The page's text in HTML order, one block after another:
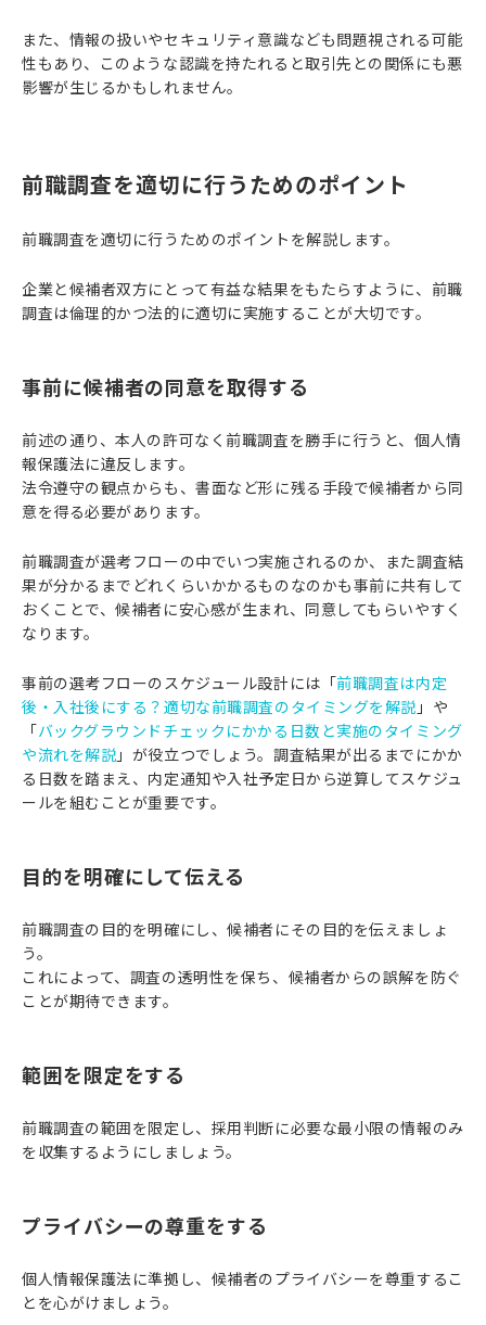
また、情報の扱いやセキュリティ意識なども問題視される可能
性もあり、このような認識を持たれると取引先との関係にも悪
影響が生じるかもしれません。
前職調査を適切に行うためのポイント
前職調査を適切に行うためのポイントを解説します。
企業と候補者双方にとって有益な結果をもたらすように、前職
調査は倫理的かつ法的に適切に実施することが大切です。
事前に候補者の同意を取得する
前述の通り、本人の許可なく前職調査を勝手に行うと、個人情
報保護法に違反します。
法令遵守の観点からも、書面など形に残る手段で候補者から同
意を得る必要があります。
前職調査が選考フローの中でいつ実施されるのか、また調査結
果が分かるまでどれくらいかかるものなのかも事前に共有して
おくことで、候補者に安心感が生まれ、同意してもらいやすく
なります。
事前の選考フローのスケジュール設計には「前職調査は内定
後・入社後にする？適切な前職調査のタイミングを解説 」や
「バックグラウンドチェックにかかる日数と実施のタイミング
や流れを解説 」が役立つでしょう。調査結果が出るまでにかか
る日数を踏まえ、内定通知や入社予定日から逆算してスケジュ
ールを組むことが重要です。
目的を明確にして伝える
前職調査の目的を明確にし、候補者にその目的を伝えましょ
う。
これによって、調査の透明性を保ち、候補者からの誤解を防ぐ
ことが期待できます。
範囲を限定をする
前職調査の範囲を限定し、採用判断に必要な最小限の情報のみ
を収集するようにしましょう。
プライバシーの尊重をする
個人情報保護法に準拠し、候補者のプライバシーを尊重するこ
とを心がけましょう。